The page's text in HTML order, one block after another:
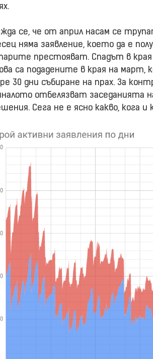
се, че от април насам се
няма заявление, което да е
престояват. Спадът в края
са подадените в края на март,
30 дни събиране на прах. За
отбелязват заседанията
Сега не е ясно какво, кога и